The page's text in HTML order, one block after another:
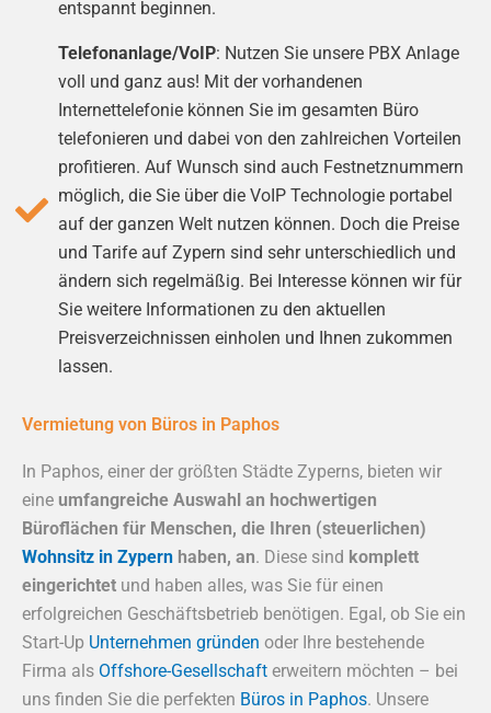
entspannt beginnen.
Telefonanlage/VoIP: Nutzen Sie unsere PBX Anlage
voll und ganz aus! Mit der vorhandenen
Internettelefonie können Sie im gesamten Büro
telefonieren und dabei von den zahlreichen Vorteilen
profitieren. Auf Wunsch sind auch Festnetznummern
möglich, die Sie über die VoIP Technologie portabel
auf der ganzen Welt nutzen können. Doch die Preise
und Tarife auf Zypern sind sehr unterschiedlich und
ändern sich regelmäßig. Bei Interesse können wir für
Sie weitere Informationen zu den aktuellen
Preisverzeichnissen einholen und Ihnen zukommen
lassen.
Vermietung von Büros in Paphos
In Paphos, einer der größten Städte Zyperns, bieten wir
eine umfangreiche Auswahl an hochwertigen
Büroflächen für Menschen, die Ihren (steuerlichen)
Wohnsitz in Zypern haben, an. Diese sind komplett
eingerichtet und haben alles, was Sie für einen
erfolgreichen Geschäftsbetrieb benötigen. Egal, ob Sie ein
Start-Up Unternehmen gründen oder Ihre bestehende
Firma als Offshore-Gesellschaft erweitern möchten – bei
uns finden Sie die perfekten Büros in Paphos. Unsere